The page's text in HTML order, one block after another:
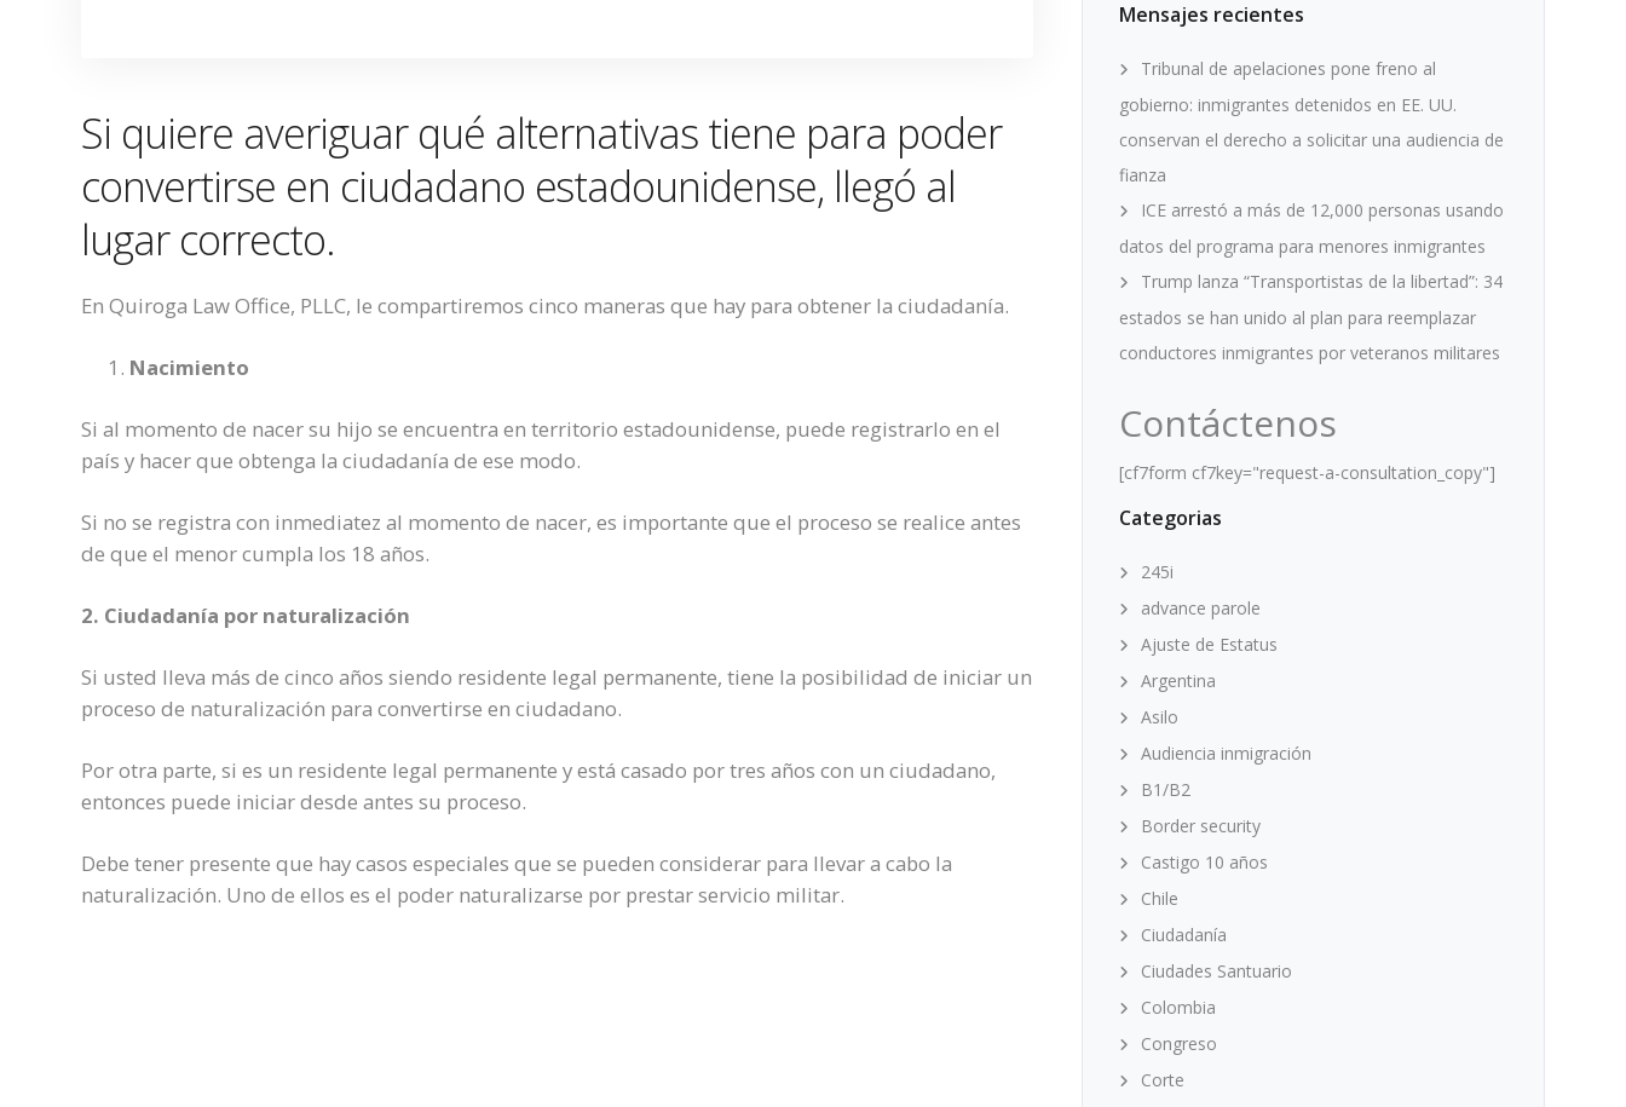
Si quiere averiguar qué alternativas tiene para poder
convertirse en ciudadano estadounidense, llegó al
lugar correcto.
En Quiroga Law Office, PLLC, le compartiremos cinco maneras que hay para obtener la ciudadanía.
Nacimiento
Si al momento de nacer su hijo se encuentra en territorio estadounidense, puede registrarlo en el
país y hacer que obtenga la ciudadanía de ese modo.
Si no se registra con inmediatez al momento de nacer, es importante que el proceso se realice antes
de que el menorcumpla los 18 años.
2. Ciudadanía por naturalización
Si usted lleva más de cinco años siendo residente legal permanente, tiene la posibilidad de iniciar un
proceso de naturalización para convertirse en ciudadano.
Por otra parte, si es un residente legal permanente yestá casado por tres años con un ciudadano,
entonces puede iniciar desde antes su proceso.
Debe tener presente que hay casos especiales que se pueden considerar para llevar a cabo la
naturalización. Uno de ellos es el poder naturalizarse por prestar servicio militar.
Mensajes recientes
Tribunal de apelaciones pone freno al
gobierno: inmigrantes detenidos en EE. UU.
conservan el derecho a solicitar una audiencia de
fianza
ICE arrestó a más de 12,000 personas usando
datos del programa para menores inmigrantes
Trump lanza “Transportistas de la libertad”: 34
estados se han unido al plan para reemplazar
conductores inmigrantes por veteranos militares
Contáctenos
[cf7form cf7key="request-a-consultation_copy"]
Categorias
245i
advance parole
Ajuste de Estatus
Argentina
Asilo
Audiencia inmigración
B1/B2
Border security
Castigo 10 años
Chile
Ciudadanía
Ciudades Santuario
Colombia
Congreso
Corte